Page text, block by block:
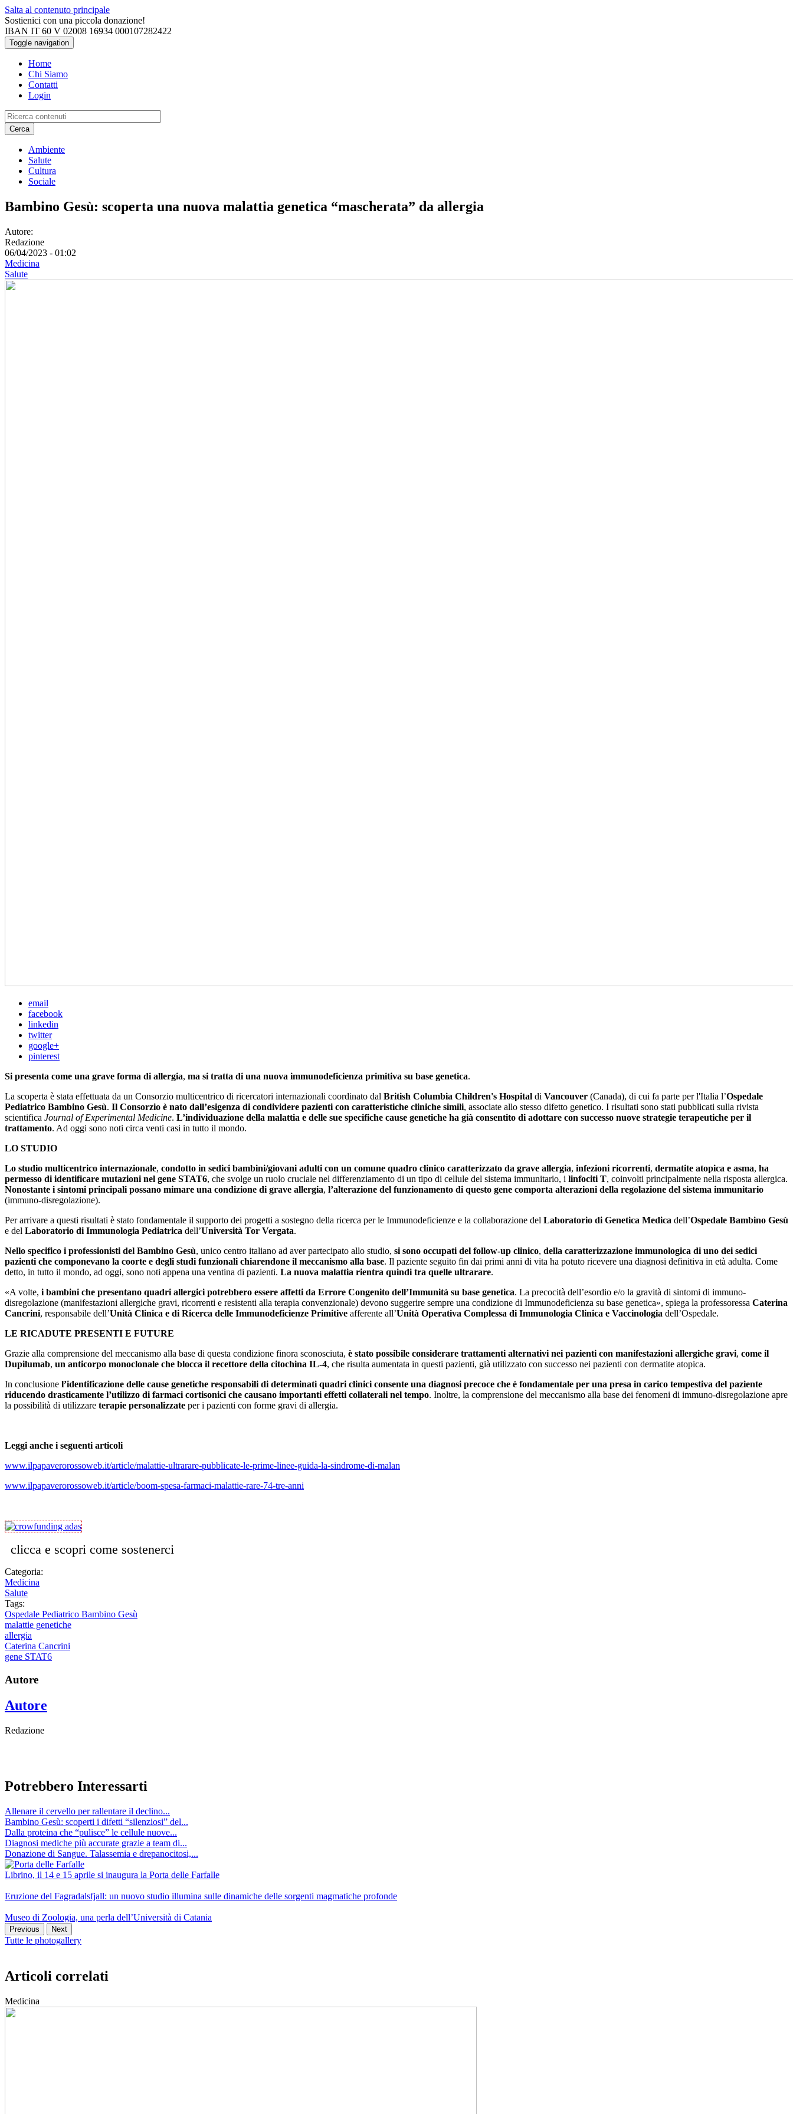
Salta al contenuto principale
Sostienici con una piccola donazione!
IBAN IT 60 V 02008 16934 000107282422
Toggle navigation
Home
Chi Siamo
Contatti
Login
Cerca
Ambiente
Salute
Cultura
Sociale
Bambino Gesù: scoperta una nuova malattia genetica “mascherata” da allergia
Autore:
Redazione
06/04/2023 - 01:02
Medicina
Salute
email
facebook
linkedin
twitter
google+
pinterest
Si presenta come una grave forma di allergia, ma si tratta di una nuova immunodeficienza primitiva su base genetica.
La scoperta è stata effettuata da un Consorzio multicentrico di ricercatori internazionali coordinato dal British Columbia Children's Hospital di Vancouver (Canada), di cui fa parte per l'Italia l’Ospedale
Pediatrico Bambino Gesù. Il Consorzio è nato dall’esigenza di condividere pazienti con caratteristiche cliniche simili, associate allo stesso difetto genetico. I risultati sono stati pubblicati sulla rivista
scientifica Journal of Experimental Medicine. L’individuazione della malattia e delle sue specifiche cause genetiche ha già consentito di adottare con successo nuove strategie terapeutiche per il
trattamento. Ad oggi sono noti circa venti casi in tutto il mondo.
LO STUDIO
Lo studio multicentrico internazionale, condotto in sedici bambini/giovani adulti con un comune quadro clinico caratterizzato da grave allergia, infezioni ricorrenti, dermatite atopica e asma, ha
permesso di identificare mutazioni nel gene STAT6, che svolge un ruolo cruciale nel differenziamento di un tipo di cellule del sistema immunitario, i linfociti T, coinvolti principalmente nella risposta allergica.
Nonostante i sintomi principali possano mimare una condizione di grave allergia, l’alterazione del funzionamento di questo gene comporta alterazioni della regolazione del sistema immunitario
(immuno-disregolazione).
Per arrivare a questi risultati è stato fondamentale il supporto dei progetti a sostegno della ricerca per le Immunodeficienze e la collaborazione del Laboratorio di Genetica Medica dell’Ospedale Bambino Gesù
e del Laboratorio di Immunologia Pediatrica dell’Università Tor Vergata.
Nello specifico i professionisti del Bambino Gesù, unico centro italiano ad aver partecipato allo studio, si sono occupati del follow-up clinico, della caratterizzazione immunologica di uno dei sedici
pazienti che componevano la coorte e degli studi funzionali chiarendone il meccanismo alla base. Il paziente seguito fin dai primi anni di vita ha potuto ricevere una diagnosi definitiva in età adulta. Come
detto, in tutto il mondo, ad oggi, sono noti appena una ventina di pazienti. La nuova malattia rientra quindi tra quelle ultrarare.
«A volte, i bambini che presentano quadri allergici potrebbero essere affetti da Errore Congenito dell’Immunità su base genetica. La precocità dell’esordio e/o la gravità di sintomi di immuno-
disregolazione (manifestazioni allergiche gravi, ricorrenti e resistenti alla terapia convenzionale) devono suggerire sempre una condizione di Immunodeficienza su base genetica», spiega la professoressa Caterina
Cancrini, responsabile dell’Unità Clinica e di Ricerca delle Immunodeficienze Primitive afferente all’Unità Operativa Complessa di Immunologia Clinica e Vaccinologia dell’Ospedale.
LE RICADUTE PRESENTI E FUTURE
Grazie alla comprensione del meccanismo alla base di questa condizione finora sconosciuta, è stato possibile considerare trattamenti alternativi nei pazienti con manifestazioni allergiche gravi, come il
Dupilumab, un anticorpo monoclonale che blocca il recettore della citochina IL-4, che risulta aumentata in questi pazienti, già utilizzato con successo nei pazienti con dermatite atopica.
In conclusione l’identificazione delle cause genetiche responsabili di determinati quadri clinici consente una diagnosi precoce che è fondamentale per una presa in carico tempestiva del paziente
riducendo drasticamente l’utilizzo di farmaci cortisonici che causano importanti effetti collaterali nel tempo. Inoltre, la comprensione del meccanismo alla base dei fenomeni di immuno-disregolazione apre
la possibilità di utilizzare terapie personalizzate per i pazienti con forme gravi di allergia.
Leggi anche i seguenti articoli
www.ilpapaverorossoweb.it/article/malattie-ultrarare-pubblicate-le-prime-linee-guida-la-sindrome-di-malan
www.ilpapaverorossoweb.it/article/boom-spesa-farmaci-malattie-rare-74-tre-anni
clicca e scopri come sostenerci
Categoria:
Medicina
Salute
Tags:
Ospedale Pediatrico Bambino Gesù
malattie genetiche
allergia
Caterina Cancrini
gene STAT6
Autore
Autore
Redazione
Potrebbero Interessarti
Allenare il cervello per rallentare il declino...
Bambino Gesù: scoperti i difetti “silenziosi” del...
Dalla proteina che “pulisce” le cellule nuove...
Diagnosi mediche più accurate grazie a team di...
Donazione di Sangue. Talassemia e drepanocitosi,...
Librino, il 14 e 15 aprile si inaugura la Porta delle Farfalle
Eruzione del Fagradalsfjall: un nuovo studio illumina sulle dinamiche delle sorgenti magmatiche profonde
Museo di Zoologia, una perla dell’Università di Catania
Previous Next
Tutte le photogallery
Articoli correlati
Medicina